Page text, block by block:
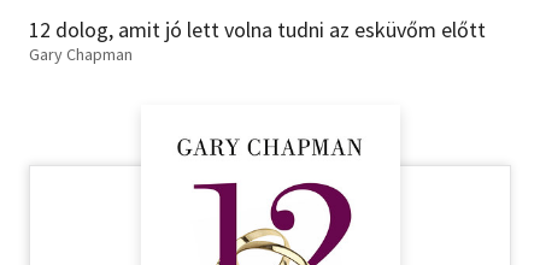
Gyermek- és ifjúsági
12 dolog, amit jó lett volna tudni az esküvőm előtt
Gary Chapman